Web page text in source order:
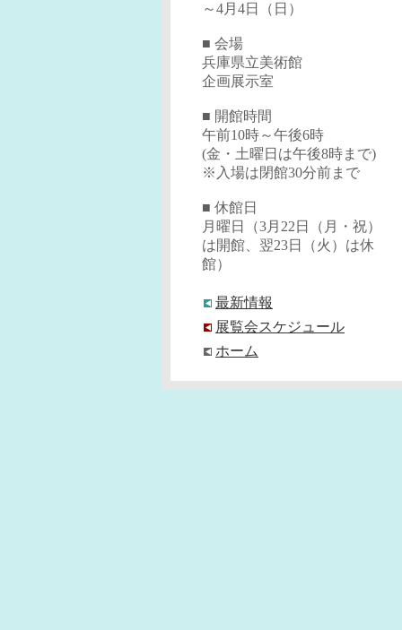
～4月4日（日）
■ 会場
兵庫県立美術館
企画展示室
■ 開館時間
午前10時～午後6時
(金・土曜日は午後8時まで)
※入場は閉館30分前まで
■ 休館日
月曜日（3月22日（月・祝）
は開館、翌23日（火）は休
館）
最新情報
展覧会スケジュール
ホーム